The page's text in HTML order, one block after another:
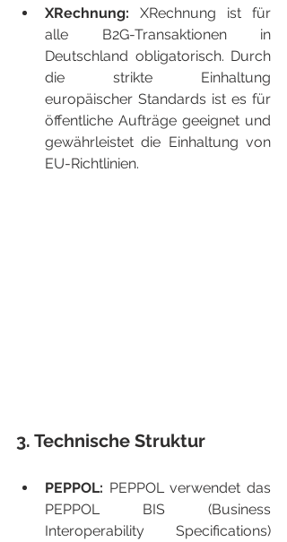
XRechnung: XRechnung ist für
alle B2G-Transaktionen in
Deutschland obligatorisch. Durch
die strikte Einhaltung
europäischer Standards ist es für
öffentliche Aufträge geeignet und
gewährleistet die Einhaltung von
EU-Richtlinien.
3. Technische Struktur
PEPPOL: PEPPOL verwendet das
PEPPOL BIS (Business
Interoperability Specifications)